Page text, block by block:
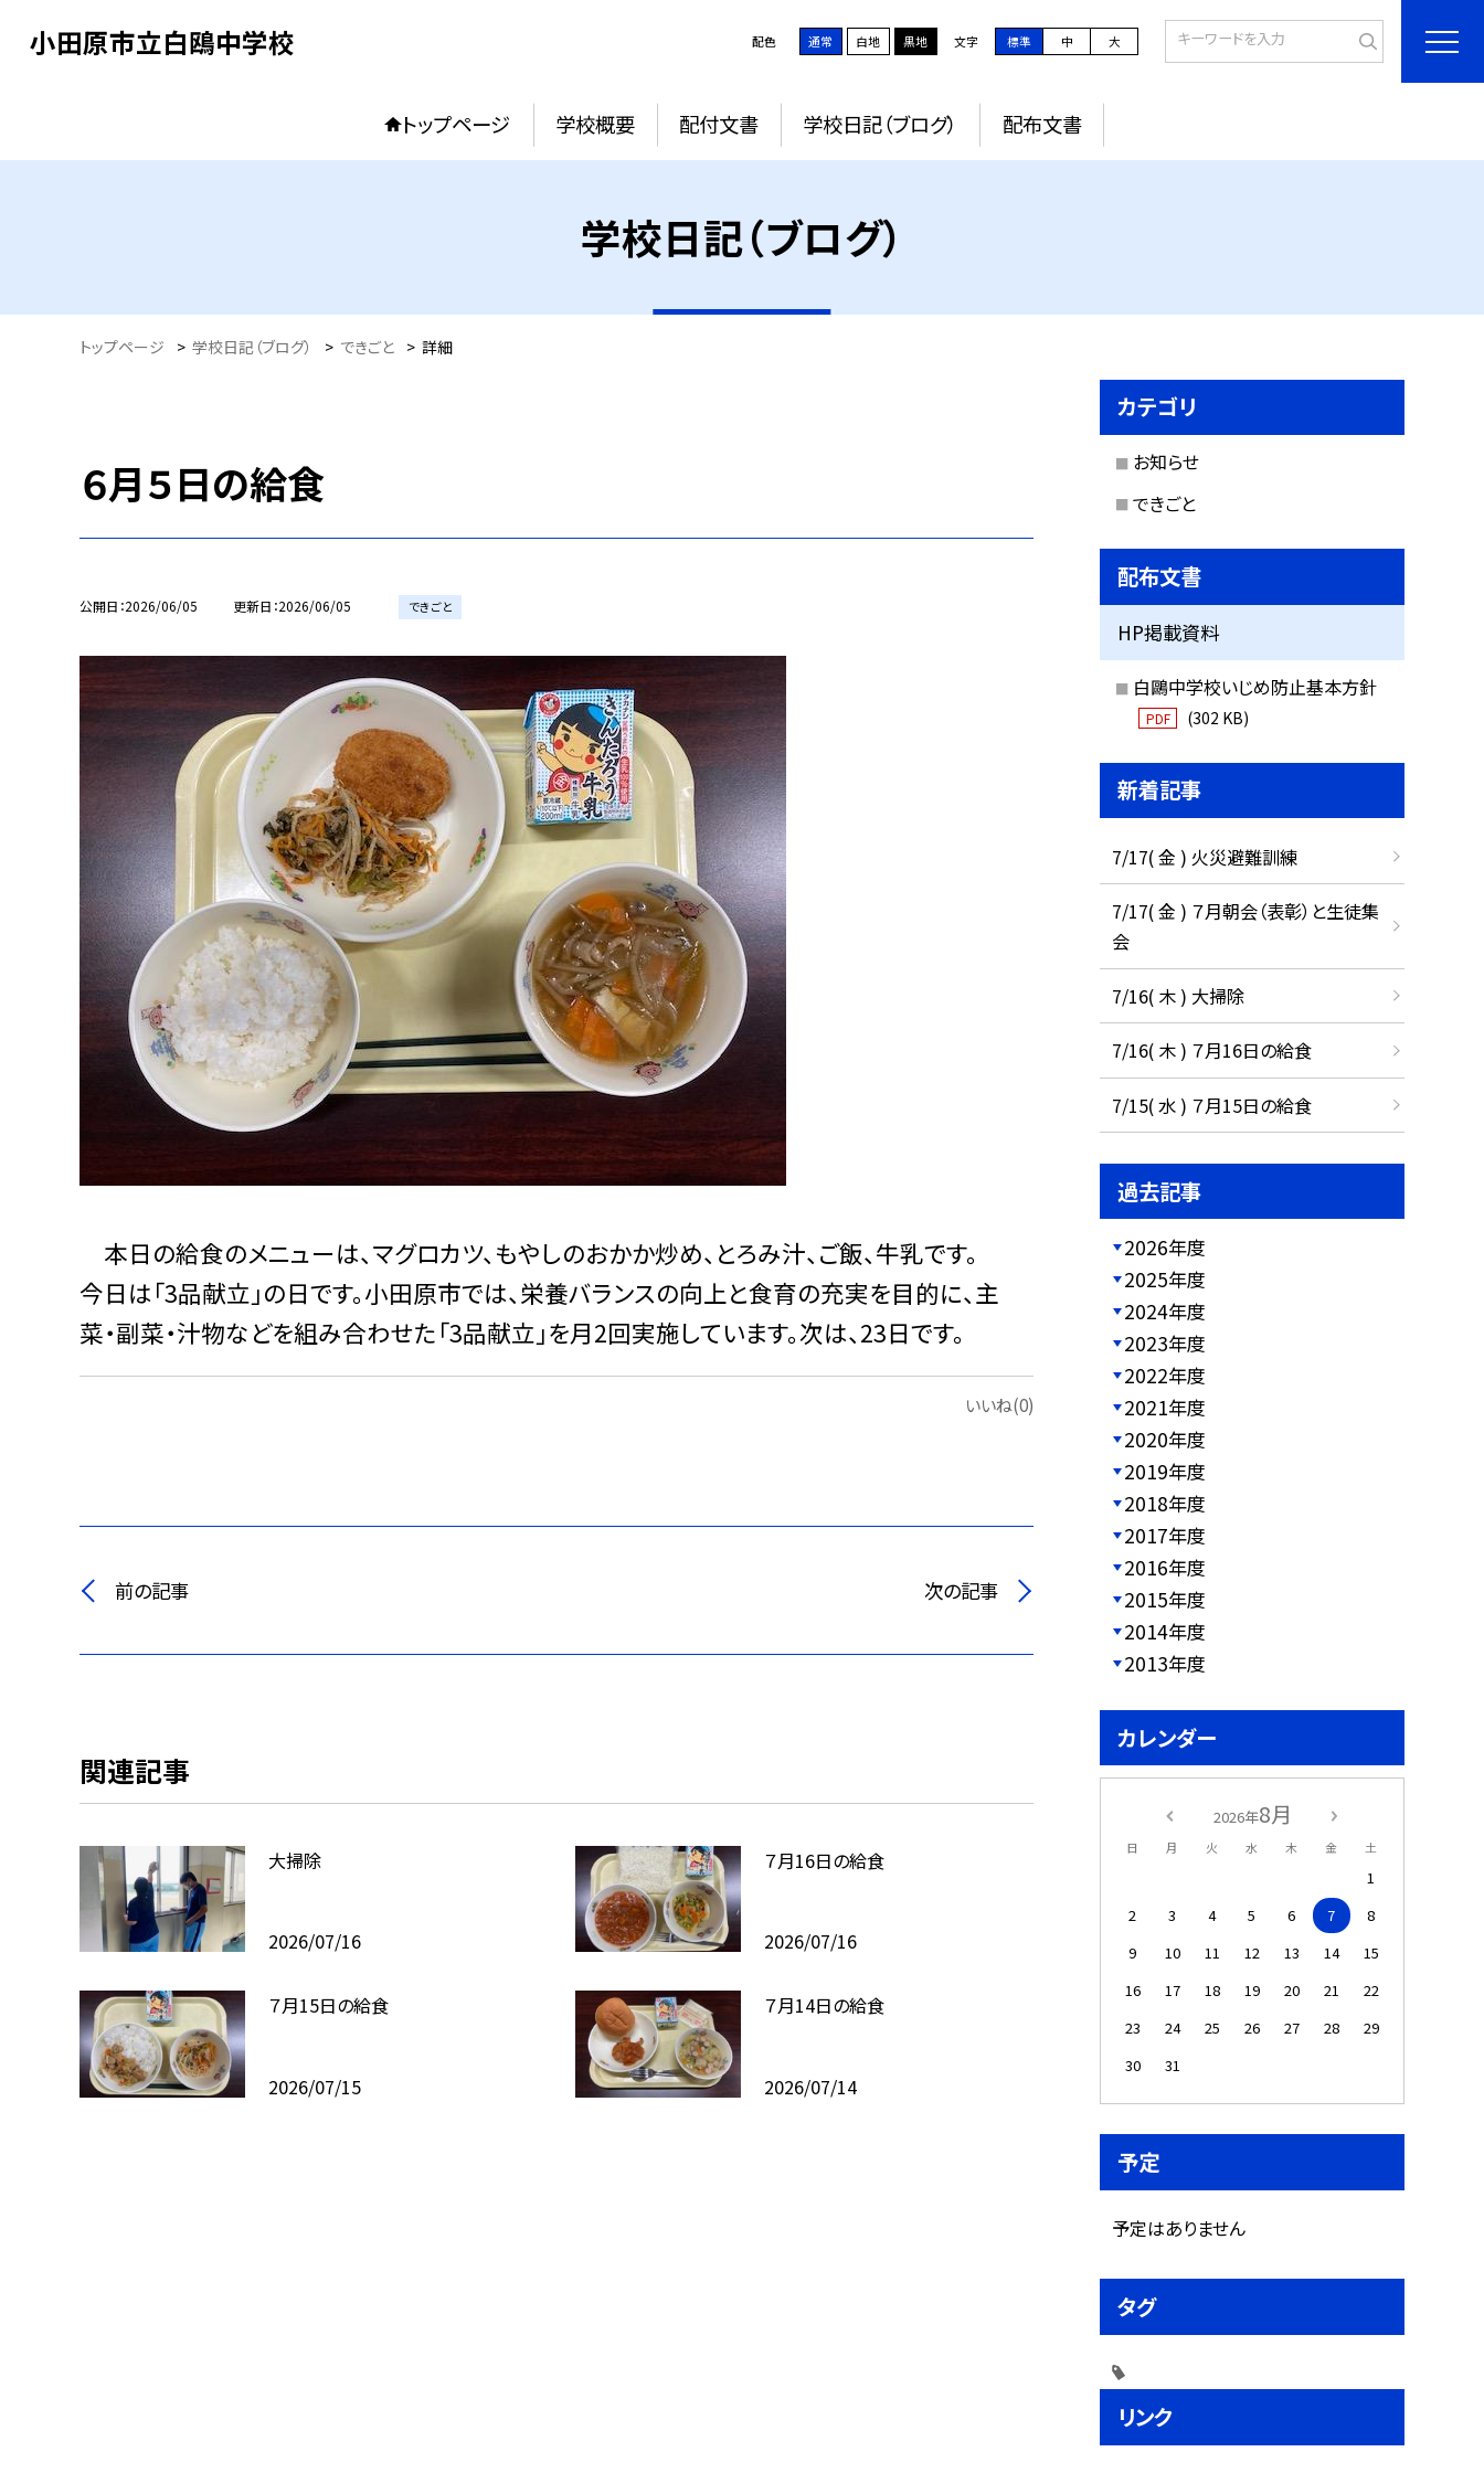
小田原市立白鴎中学校 配色 通常 白地 黒地 文字 標準 中 大
トップページ 学校概要 配付文書 学校日記（ブログ） 配布文書
学校日記（ブログ）
トップページ > 学校日記（ブログ） > できごと > 詳細
６月５日の給食
公開日 2026/06/05 更新日 2026/06/05 できごと
本日の給食のメニューは、マグロカツ、もやしのおかか炒め、とろみ汁、ご飯、牛乳です。
今日は「3品献立」の日です。小田原市では、栄養バランスの向上と食育の充実を目的に、主
菜・副菜・汁物などを組み合わせた「3品献立」を月2回実施しています。次は、23日です。
いいね(0)
前の記事 次の記事
関連記事
大掃除
2026/07/16
７月16日の給食
2026/07/16
７月15日の給食
2026/07/15
７月14日の給食
2026/07/14
カテゴリ
お知らせ
できごと
配布文書
HP掲載資料
白鷗中学校いじめ防止基本方針
PDF (302 KB)
新着記事
7/17( 金 ) 火災避難訓練
7/17( 金 ) ７月朝会（表彰）と生徒集
会
7/16( 木 ) 大掃除
7/16( 木 ) ７月16日の給食
7/15( 水 ) ７月15日の給食
過去記事
2026年度
2025年度
2024年度
2023年度
2022年度
2021年度
2020年度
2019年度
2018年度
2017年度
2016年度
2015年度
2014年度
2013年度
カレンダー
2026年8月
日 月 火 水 木 金 土
1
2
3 4 5 6 7
8
9
10 11 12 13 14
15
16
17 18 19 20 21
22
23
24 25 26 27 28
29
30
31
予定
予定はありません
タグ
リンク